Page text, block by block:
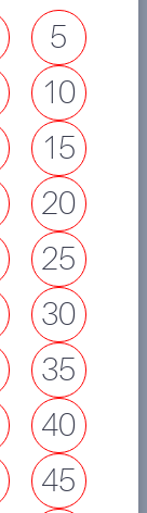
5
10
15
20
25
30
35
40
45